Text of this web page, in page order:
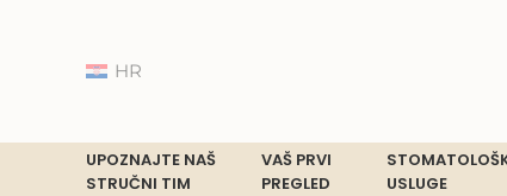
HR
UPOZNAJTE NAŠ
STRUČNI TIM
VAŠ PRVI
PREGLED
USLUGE